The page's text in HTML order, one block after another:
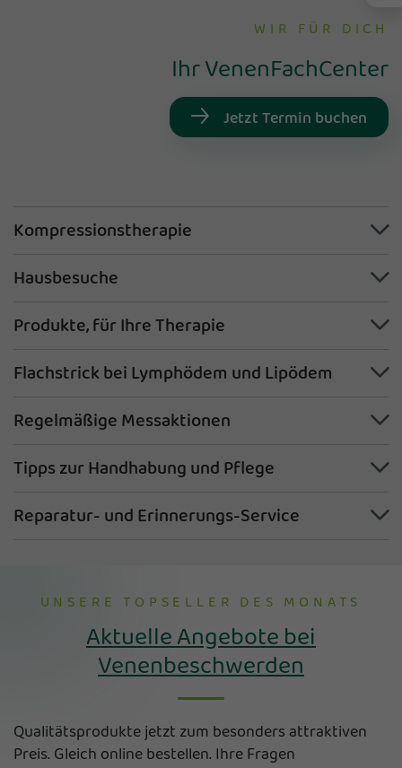
WIR FÜR DICH
Ihr VenenFachCenter
Jetzt Termin buchen
Kompressionstherapie
Hausbesuche
Produkte, für Ihre Therapie
Flachstrick bei Lymphödem und Lipödem
Regelmäßige Messaktionen
Tipps zur Handhabung und Pflege
Reparatur- und Erinnerungs-Service
UNSERE TOPSELLER DES MONATS
Aktuelle Angebote bei
Venenbeschwerden
Qualitätsprodukte jetzt zum besonders attraktiven
Preis. Gleich online bestellen. Ihre Fragen